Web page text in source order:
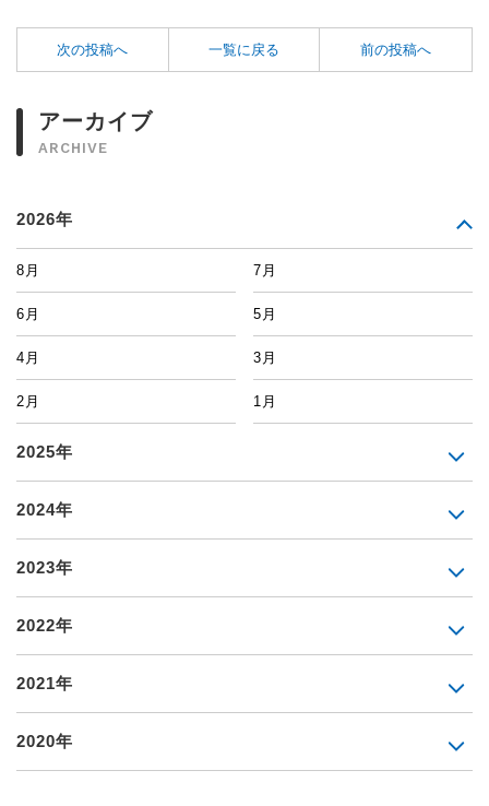
次の投稿へ 一覧に戻る 前の投稿へ
アーカイブ
ARCHIVE
2026年
8月 7月
6月 5月
4月 3月
2月 1月
2025年
2024年
2023年
2022年
2021年
2020年